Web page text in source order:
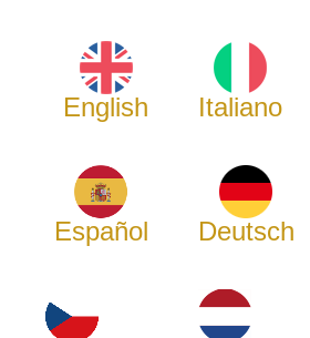
English Italiano
Español Deutsch